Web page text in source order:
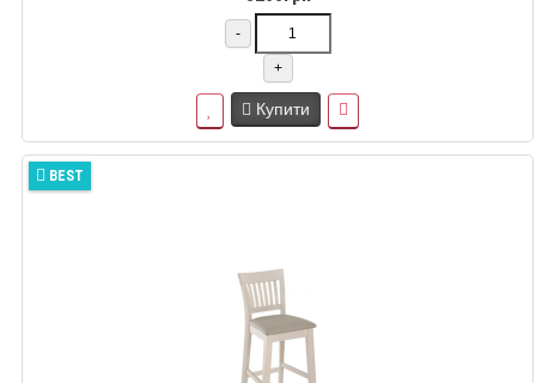
-
+
Купити
BEST